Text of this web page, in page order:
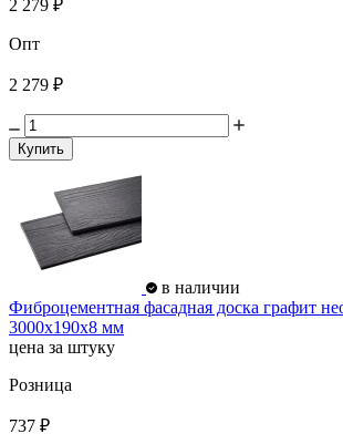
2 279 ₽
Опт
2 279 ₽
Купить
в наличии
Фиброцементная фасадная доска графит
3000х190х8 мм
цена за штуку
Розница
737 ₽